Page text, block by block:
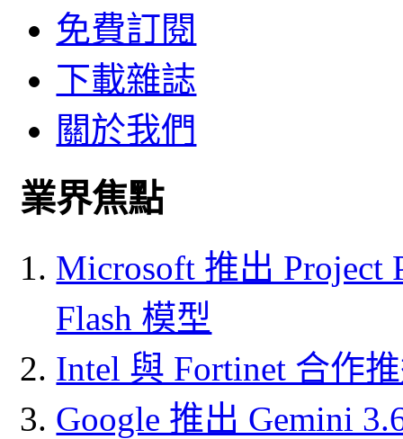
免費訂閱
下載雜誌
關於我們
業界焦點
Microsoft 推出 Project
Flash 模型
Intel 與 Fortinet 合作
Google 推出 Gemini